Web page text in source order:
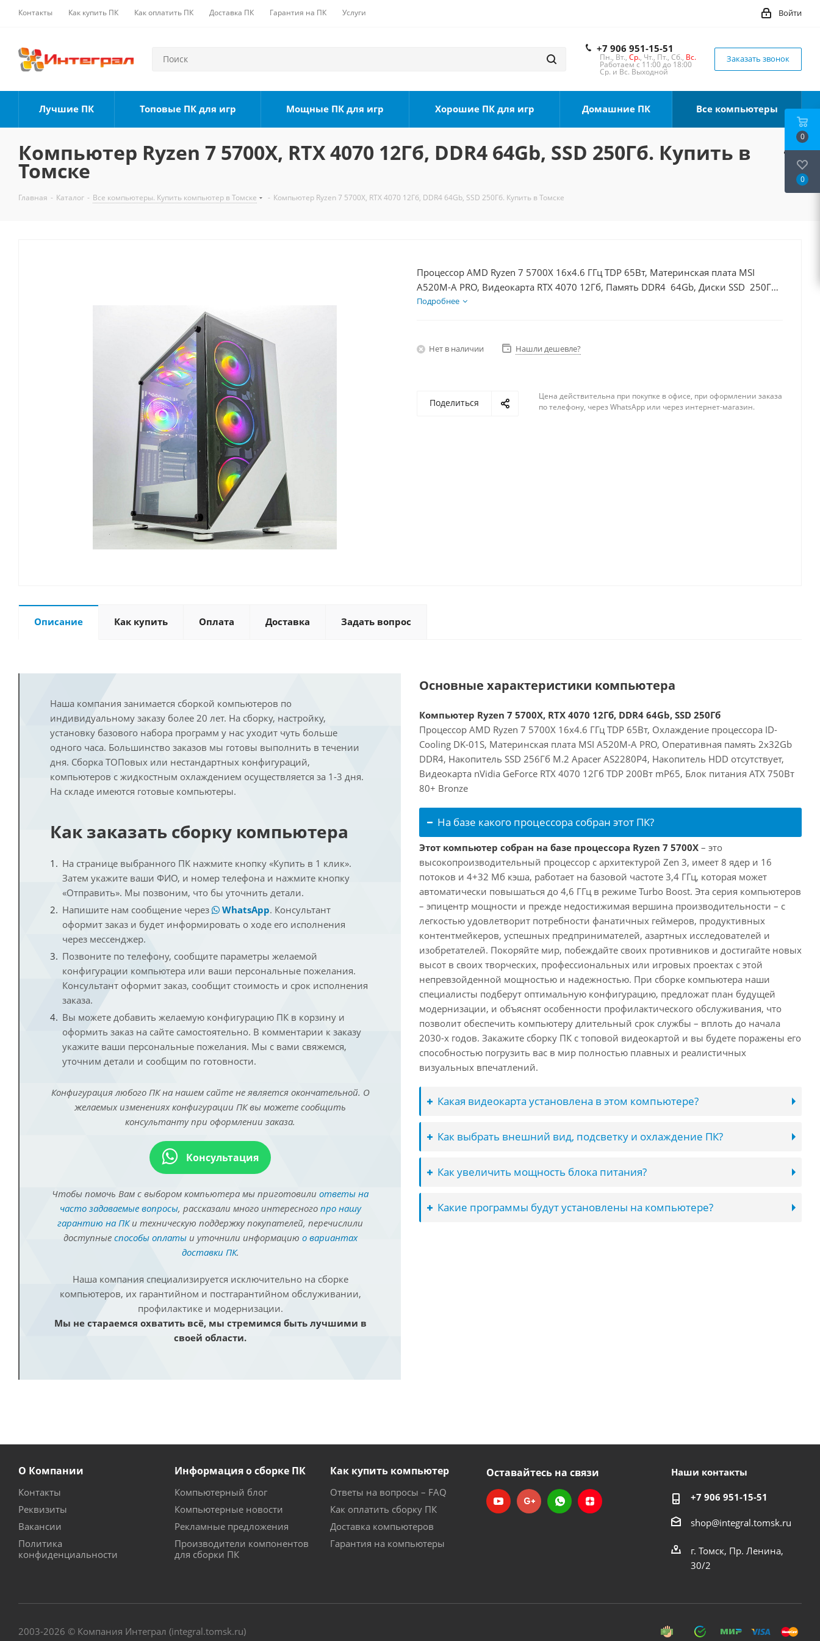
Контакты Как купить ПК Как оплатить ПК Доставка ПК Гарантия на ПК Услуги Войти
+7 906 951-15-51
Пн., Вт., Ср., Чт., Пт., Сб., Вс.
Работаем с 11:00 до 18:00
Ср. и Вс. Выходной
Заказать звонок
Лучшие ПК Топовые ПК для игр Мощные ПК для игр Хорошие ПК для игр Домашние ПК Все компьютеры
Компьютер Ryzen 7 5700X, RTX 4070 12Гб, DDR4 64Gb, SSD 250Гб. Купить в
Томске
Главная - Каталог - Все компьютеры. Купить компьютер в Томске - Компьютер Ryzen 7 5700X, RTX 4070 12Гб, DDR4 64Gb, SSD 250Гб. Купить в Томске
Процессор AMD Ryzen 7 5700X 16x4.6 ГГц TDP 65Вт, Материнская плата MSI
A520M-A PRO, Видеокарта RTX 4070 12Гб, Память DDR4 64Gb, Диски SSD 250Гб,
БП 750Вт
Подробнее
Нет в наличии Нашли дешевле?
Поделиться
Цена действительна при покупке в офисе, при оформлении заказа
по телефону, через WhatsApp или через интернет-магазин.
Описание Как купить Оплата Доставка Задать вопрос
Наша компания занимается сборкой компьютеров по
индивидуальному заказу более 20 лет. На сборку, настройку,
установку базового набора программ у нас уходит чуть больше
одного часа. Большинство заказов мы готовы выполнить в течении
дня. Сборка ТОПовых или нестандартных конфигураций,
компьютеров с жидкостным охлаждением осуществляется за 1-3 дня.
На складе имеются готовые компьютеры.
Как заказать сборку компьютера
На странице выбранного ПК нажмите кнопку «Купить в 1 клик».
Затем укажите ваши ФИО, и номер телефона и нажмите кнопку
«Отправить». Мы позвоним, что бы уточнить детали.
Напишите нам сообщение через
WhatsApp. Консультант
оформит заказ и будет информировать о ходе его исполнения
через мессенджер.
Позвоните по телефону, сообщите параметры желаемой
конфигурации компьютера или ваши персональные пожелания.
Консультант оформит заказ, сообщит стоимость и срок исполнения
заказа.
Вы можете добавить желаемую конфигурацию ПК в корзину и
оформить заказ на сайте самостоятельно. В комментарии к заказу
укажите ваши персональные пожелания. Мы с вами свяжемся,
уточним детали и сообщим по готовности.
Конфигурация любого ПК на нашем сайте не является окончательной. О
желаемых изменениях конфигурации ПК вы можете сообщить
консультанту при оформлении заказа.
Консультация
Чтобы помочь Вам с выбором компьютера мы приготовили ответы на
часто задаваемые вопросы, рассказали много интересного про нашу
гарантию на ПКи техническую поддержку покупателей, перечислили
доступные способы оплатыи уточнили информацию о вариантах
доставки ПК.
Наша компания специализируется исключительно на сборке
компьютеров, их гарантийном и постгарантийном обслуживании,
профилактике и модернизации.
Мы не стараемся охватить всё, мы стремимся быть лучшими в
своей области.
Основные характеристики компьютера
Компьютер Ryzen 7 5700X, RTX 4070 12Гб, DDR4 64Gb, SSD 250Гб
Процессор AMD Ryzen 7 5700X 16x4.6 ГГц TDP 65Вт, Охлаждение процессора ID-
Cooling DK-01S, Материнская плата MSI A520M-A PRO, Оперативная память 2x32Gb
DDR4, Накопитель SSD 256Гб M.2 Apacer AS2280P4, Накопитель HDD отсутствует,
Видеокарта nVidia GeForce RTX 4070 12Гб TDP 200Вт mP65, Блок питания ATX 750Вт
80+ Bronze
На базе какого процессора собран этот ПК?
Этот компьютер собран на базе процессора Ryzen 7 5700X – это
высокопроизводительный процессор с архитектурой Zen 3, имеет 8 ядер и 16
потоков и 4+32 Мб кэша, работает на базовой частоте 3,4 ГГц, которая может
автоматически повышаться до 4,6 ГГц в режиме Turbo Boost. Эта серия компьютеров
– эпицентр мощности и прежде недостижимая вершина производительности – с
легкостью удовлетворит потребности фанатичных геймеров, продуктивных
контентмейкеров, успешных предпринимателей, азартных исследователей и
изобретателей. Покоряйте мир, побеждайте своих противников и достигайте новых
высот в своих творческих, профессиональных или игровых проектах с этой
непревзойденной мощностью и надежностью. При сборке компьютера наши
специалисты подберут оптимальную конфигурацию, предложат план будущей
модернизации, и объяснят особенности профилактического обслуживания, что
позволит обеспечить компьютеру длительный срок службы – вплоть до начала
2030-х годов. Закажите сборку ПК с топовой видеокартой и вы будете поражены его
способностью погрузить вас в мир полностью плавных и реалистичных
визуальных впечатлений.
Какая видеокарта установлена в этом компьютере?
Как выбрать внешний вид, подсветку и охлаждение ПК?
Как увеличить мощность блока питания?
Какие программы будут установлены на компьютере?
О Компании
Контакты
Реквизиты
Вакансии
Политика
конфиденциальности
Информация о сборке ПК
Компьютерный блог
Компьютерные новости
Рекламные предложения
Производители компонентов
для сборки ПК
Как купить компьютер
Ответы на вопросы – FAQ
Как оплатить сборку ПК
Доставка компьютеров
Гарантия на компьютеры
Оставайтесь на связи Наши контакты
+7 906 951-15-51
shop@integral.tomsk.ru
г. Томск, Пр. Ленина,
30/2
2003-2026 © Компания Интеграл (integral.tomsk.ru)
0
0